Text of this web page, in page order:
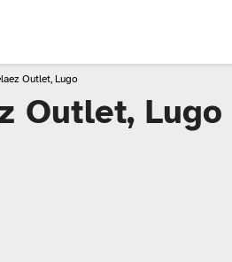
Outlet, Lugo
Outlet, Lugo